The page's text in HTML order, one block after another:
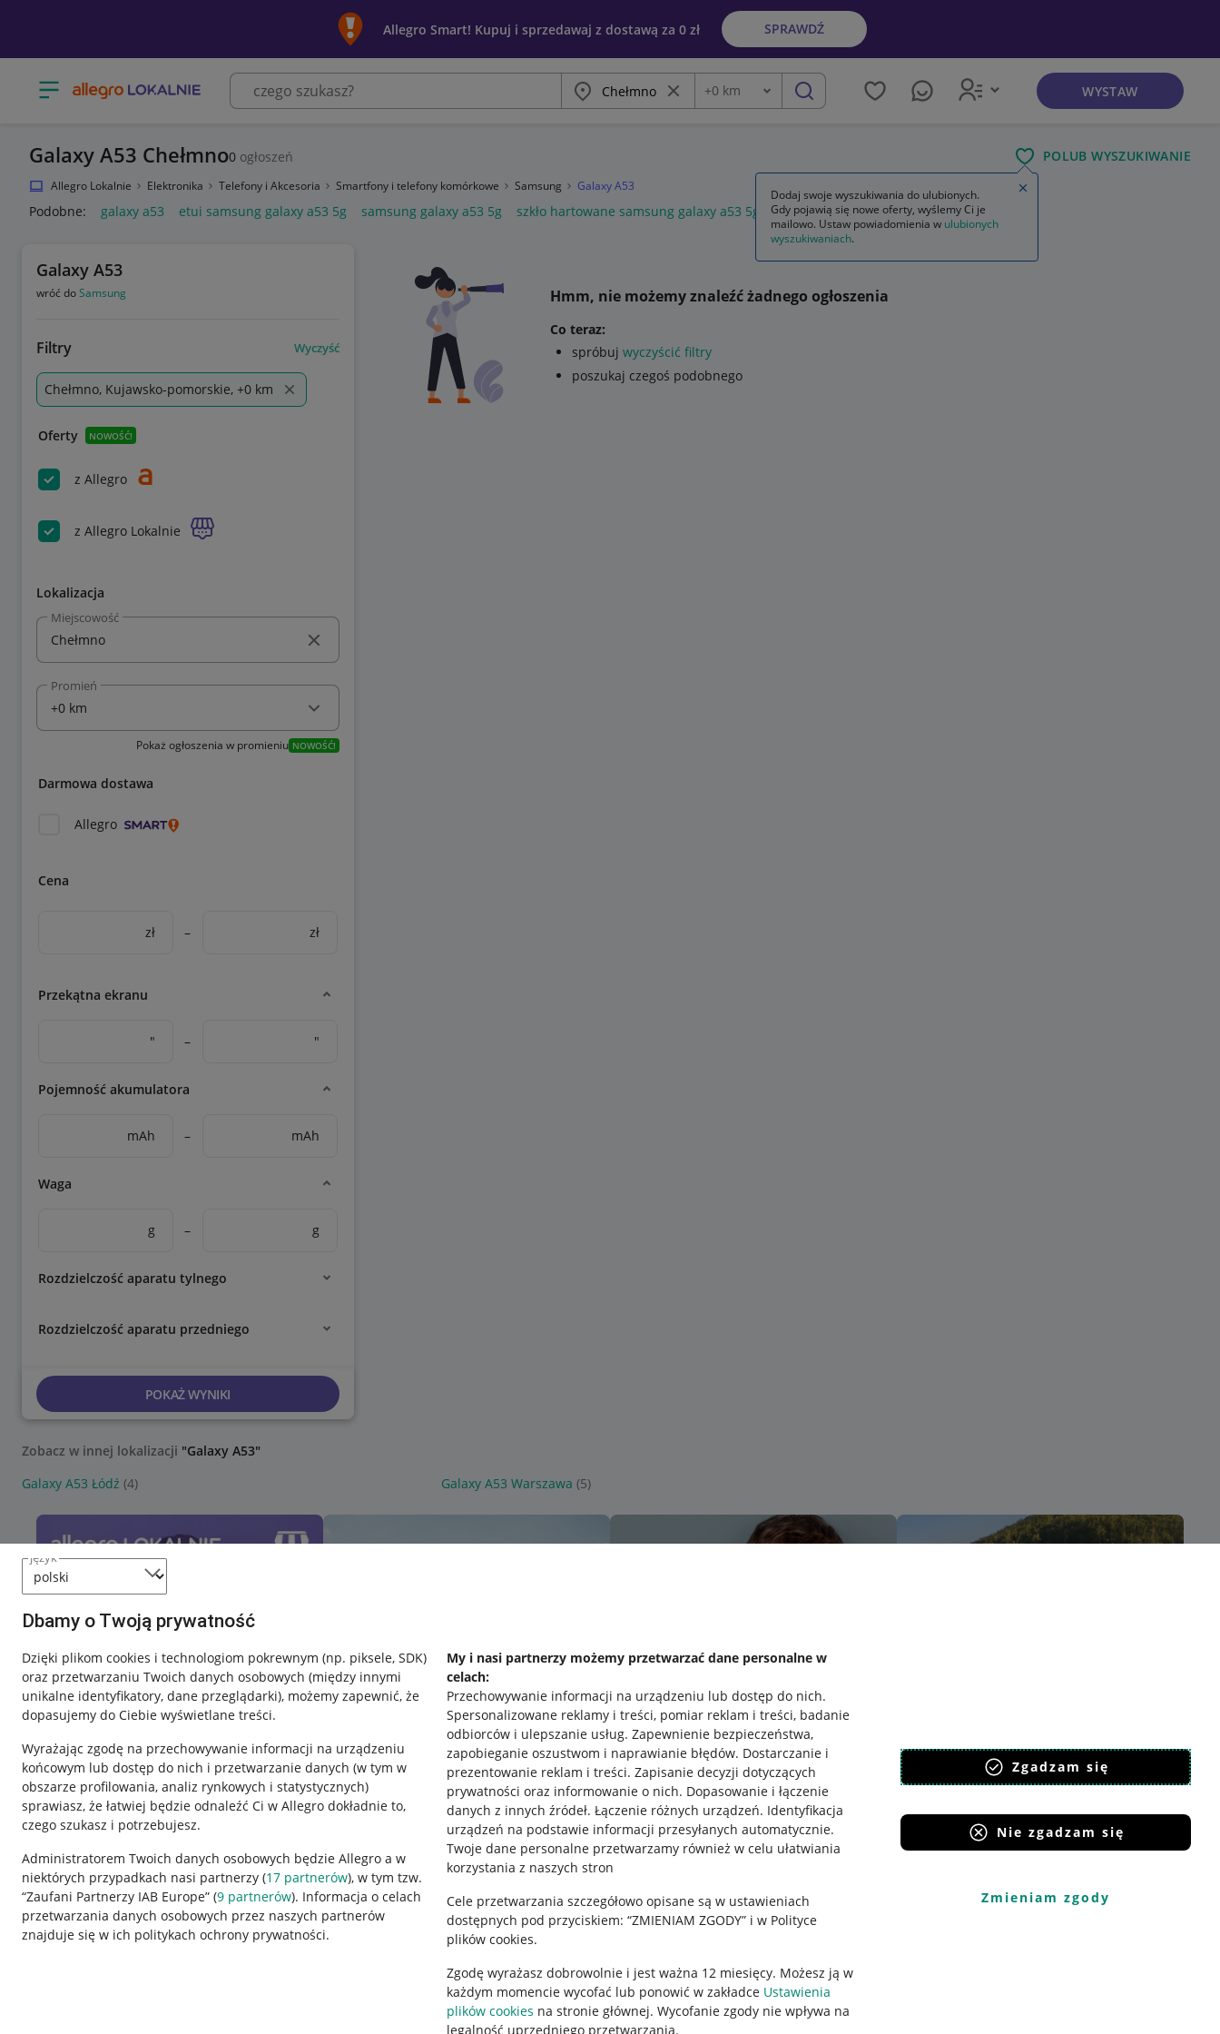
język
Dbamy o Twoją prywatność
Dzięki plikom cookies i technologiom pokrewnym (np. piksele, SDK)
oraz przetwarzaniu Twoich danych osobowych (między innymi
unikalne identyfikatory, dane przeglądarki), możemy zapewnić, że
dopasujemy do Ciebie wyświetlane treści.
Wyrażając zgodę na przechowywanie informacji na urządzeniu
końcowym lub dostęp do nich i przetwarzanie danych (w tym w
obszarze profilowania, analiz rynkowych i statystycznych)
sprawiasz, że łatwiej będzie odnaleźć Ci w Allegro dokładnie to,
czego szukasz i potrzebujesz.
Administratorem Twoich danych osobowych będzie Allegro a w
niektórych przypadkach nasi partnerzy (17 partnerów), w tym tzw.
“Zaufani Partnerzy IAB Europe” (9 partnerów). Informacja o celach
przetwarzania danych osobowych przez naszych partnerów
znajduje się w ich politykach ochrony prywatności.
My i nasi partnerzy możemy przetwarzać dane personalne w
celach:
Przechowywanie informacji na urządzeniu lub dostęp do nich.
Spersonalizowane reklamy i treści, pomiar reklam i treści, badanie
odbiorców i ulepszanie usług. Zapewnienie bezpieczeństwa,
zapobieganie oszustwom i naprawianie błędów. Dostarczanie i
prezentowanie reklam i treści. Zapisanie decyzji dotyczących
prywatności oraz informowanie o nich. Dopasowanie i łączenie
danych z innych źródeł. Łączenie różnych urządzeń. Identyfikacja
urządzeń na podstawie informacji przesyłanych automatycznie.
Twoje dane personalne przetwarzamy również w celu ułatwiania
korzystania z naszych stron
Cele przetwarzania szczegółowo opisane są w ustawieniach
dostępnych pod przyciskiem: “ZMIENIAM ZGODY” i w Polityce
plików cookies.
Zgodę wyrażasz dobrowolnie i jest ważna 12 miesięcy. Możesz ją w
każdym momencie wycofać lub ponowić w zakładce Ustawienia
plików cookies na stronie głównej. Wycofanie zgody nie wpływa na
legalność uprzedniego przetwarzania.
Zgadzam się
Nie zgadzam się
Zmieniam zgody
Allegro Smart! Kupuj i sprzedawaj z dostawą za 0 zł SPRAWDŹ
Otwórz menu z kategoriami Miasto Wyczyść frazę
Odległość
+0 km szukaj WYSTAW
Galaxy A53 Chełmno0 ogłoszeń POLUB WYSZUKIWANIE
Allegro Lokalnie Elektronika Telefony i Akcesoria Smartfony i telefony komórkowe Samsung Galaxy A53
Podobne: galaxy a53 etui samsung galaxy a53 5g samsung galaxy a53 5g szkło hartowane samsung galaxy a53 5g etui samsung galaxy a53
Galaxy A53
wróć doSamsung
Filtry Wyczyść
Chełmno, Kujawsko-pomorskie, +0 km
Oferty NOWOŚĆ!
z Allegro
z Allegro Lokalnie
Lokalizacja
Miejscowość
Promień
Pokaż ogłoszenia w promieniu NOWOŚĆ!
Darmowa dostawa
Allegro
Cena
zł – zł
Przekątna ekranu
" – "
Pojemność akumulatora
mAh – mAh
Waga
g – g
Rozdzielczość aparatu tylnego
Rozdzielczość aparatu przedniego
POKAŻ WYNIKI
Hmm, nie możemy znaleźć żadnego ogłoszenia
Co teraz:
spróbuj wyczyścić filtry
poszukaj czegoś podobnego
Zobacz w innej lokalizacji "Galaxy A53"
Galaxy A53 Łódź (4) Galaxy A53 Warszawa (5)
Przydatne informacje
Jak to działa
Napisz do nas
Allegro Gadane dla sprzedających
Regulamin
Polityka plików "cookies"
Ustawienia plików "cookies"
Udostępnianie lokalizacji
Informacje dla Aktu o Usługach Cyfrowych
Pobierz aplikację
Dodaj swoje wyszukiwania do ulubionych.
Gdy pojawią się nowe oferty, wyślemy Ci je
mailowo. Ustaw powiadomienia w ulubionych
wyszukiwaniach.
Zamknij wskazówkę